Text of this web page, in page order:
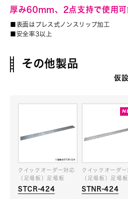
厚み60mm、2点支持で使用可
■表面はプレス式ノンスリップ加工
■安全率3以上
その他製品
仮
STCR-424
クイックオーダー対応
（足場板）足場板
STNR-424
クイックオーダー
（足場板）足場板